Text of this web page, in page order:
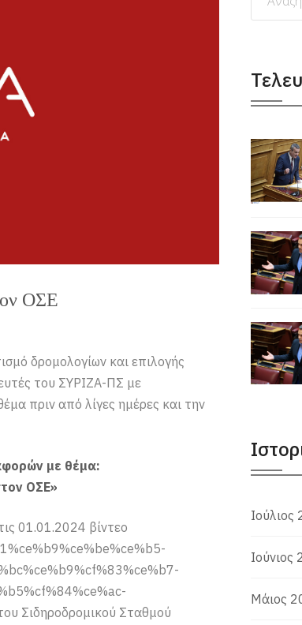
ΟΣΕ
δρομολογίων και επιλογής
του ΣΥΡΙΖΑ-ΠΣ με
πριν από λίγες ημέρες και την
με θέμα:
ΟΣΕ»
01.01.2024 βίντεο
Σιδηροδρομικού Σταθμού
Ιούλιος
Ιούνιος
Μάιος